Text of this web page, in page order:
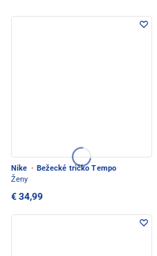
Nike · Bežecké tričko Tempo
Ženy
€ 34,99